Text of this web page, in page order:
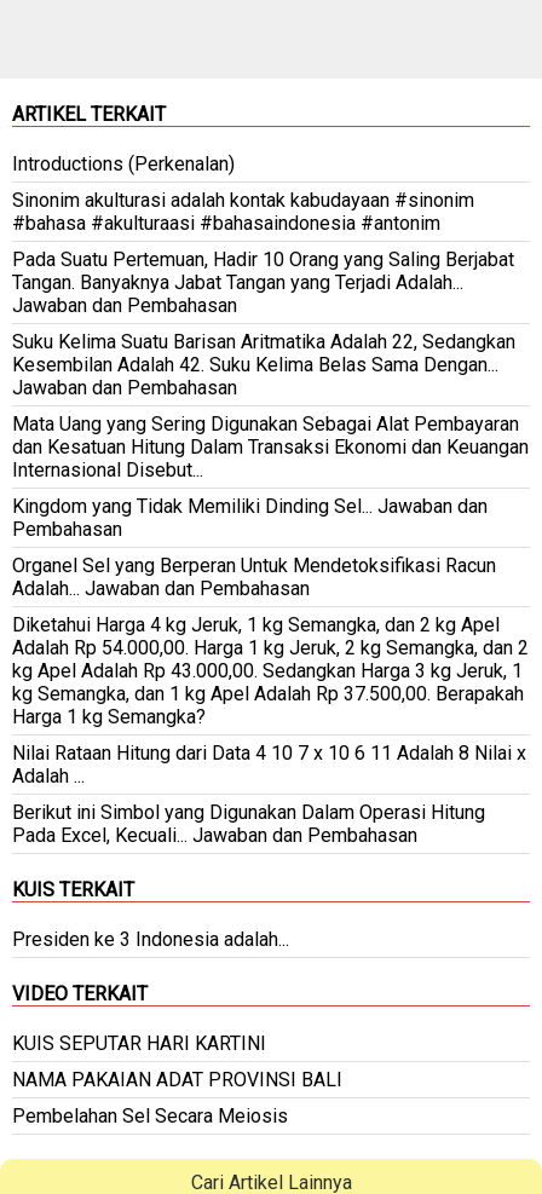
ARTIKEL TERKAIT
Introductions (Perkenalan)
Sinonim akulturasi adalah kontak kabudayaan #sinonim
#bahasa #akulturaasi #bahasaindonesia #antonim
Pada Suatu Pertemuan, Hadir 10 Orang yang Saling Berjabat
Tangan. Banyaknya Jabat Tangan yang Terjadi Adalah...
Jawaban dan Pembahasan
Suku Kelima Suatu Barisan Aritmatika Adalah 22, Sedangkan
Kesembilan Adalah 42. Suku Kelima Belas Sama Dengan...
Jawaban dan Pembahasan
Mata Uang yang Sering Digunakan Sebagai Alat Pembayaran
dan Kesatuan Hitung Dalam Transaksi Ekonomi dan Keuangan
Internasional Disebut...
Kingdom yang Tidak Memiliki Dinding Sel... Jawaban dan
Pembahasan
Organel Sel yang Berperan Untuk Mendetoksifikasi Racun
Adalah... Jawaban dan Pembahasan
Diketahui Harga 4 kg Jeruk, 1 kg Semangka, dan 2 kg Apel
Adalah Rp 54.000,00. Harga 1 kg Jeruk, 2 kg Semangka, dan 2
kg Apel Adalah Rp 43.000,00. Sedangkan Harga 3 kg Jeruk, 1
kg Semangka, dan 1 kg Apel Adalah Rp 37.500,00. Berapakah
Harga 1 kg Semangka?
Nilai Rataan Hitung dari Data 4 10 7 x 10 6 11 Adalah 8 Nilai x
Adalah ...
Berikut ini Simbol yang Digunakan Dalam Operasi Hitung
Pada Excel, Kecuali... Jawaban dan Pembahasan
KUIS TERKAIT
Presiden ke 3 Indonesia adalah...
VIDEO TERKAIT
KUIS SEPUTAR HARI KARTINI
NAMA PAKAIAN ADAT PROVINSI BALI
Pembelahan Sel Secara Meiosis
Cari Artikel Lainnya